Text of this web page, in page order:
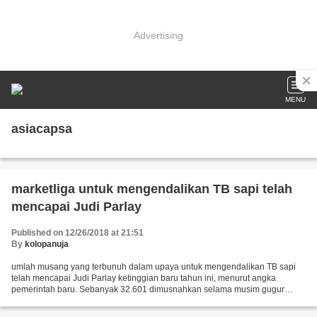
Advertising
MENU
asiacapsa
marketliga untuk mengendalikan TB sapi telah
mencapai Judi Parlay
Published on 12/26/2018 at 21:51
By kolopanuja
umlah musang yang terbunuh dalam upaya untuk mengendalikan TB sapi
telah mencapai Judi Parlay ketinggian baru tahun ini, menurut angka
pemerintah baru. Sebanyak 32.601 dimusnahkan selama musim gugur